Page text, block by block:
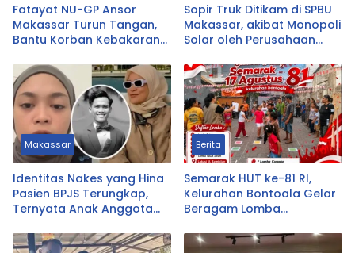
Fatayat NU-GP Ansor
Makassar Turun Tangan,
Bantu Korban Kebakaran
Sopir Truk Ditikam di SPBU
Makassar, akibat Monopoli
Solar oleh Perusahaan
Makassar
Identitas Nakes yang Hina
Pasien BPJS Terungkap,
Ternyata Anak Anggota
Berita
Semarak HUT ke-81 RI,
Kelurahan Bontoala Gelar
Beragam Lomba
Seluruh Warga